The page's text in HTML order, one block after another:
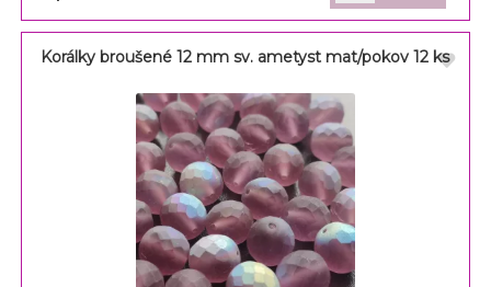
Korálky broušené 12 mm sv. ametyst mat/pokov 12 ks